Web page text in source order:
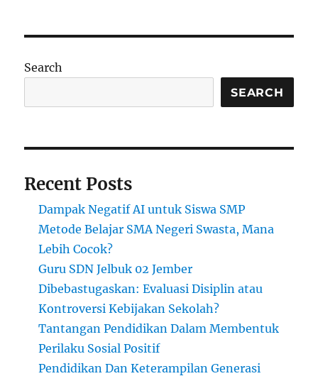
Cara
Syarat,
Lolos
Search
SEARCH
Recent Posts
Dampak Negatif AI untuk Siswa SMP
Metode Belajar SMA Negeri Swasta, Mana
Lebih Cocok?
Guru SDN Jelbuk 02 Jember
Dibebastugaskan: Evaluasi Disiplin atau
Kontroversi Kebijakan Sekolah?
Tantangan Pendidikan Dalam Membentuk
Perilaku Sosial Positif
Pendidikan Dan Keterampilan Generasi